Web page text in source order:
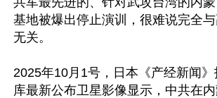
基地被爆出停止演训，很难说完全
无关。
2025年10月1号，日本《产经新闻
库最新公布卫星影像显示，中共在